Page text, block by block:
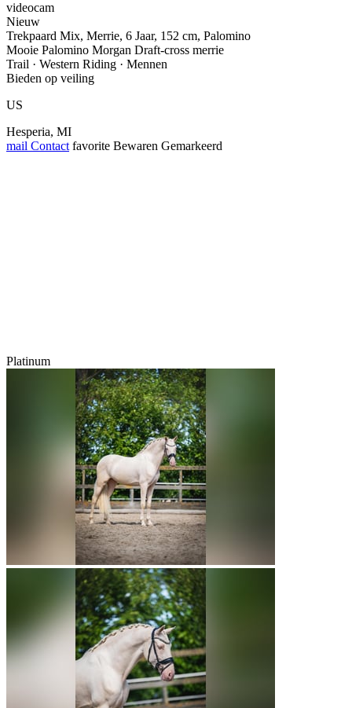
videocam
Nieuw
Trekpaard Mix, Merrie, 6 Jaar, 152 cm, Palomino
Mooie Palomino Morgan Draft-cross merrie
Trail · Western Riding · Mennen
Bieden op veiling
US
Hesperia, MI
mail Contact favorite Bewaren Gemarkeerd
Platinum